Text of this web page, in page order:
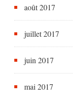
août 2017
juillet 2017
juin 2017
mai 2017